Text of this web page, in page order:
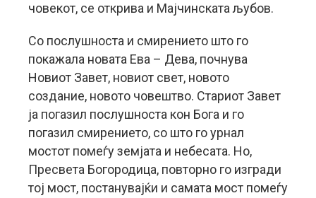
човекот, се открива и Мајчинската љубов.
Со послушноста и смирението што го
покажала новата Ева – Дева, почнува
Новиот Завет, новиот свет, новото
создание, новото човештво. Стариот Завет
ја погазил послушноста кон Бога и го
погазил смирението, со што го урнал
мостот помеѓу земјата и небесата. Но,
Пресвета Богородица, повторно го изгради
тој мост, постанувајќи и самата мост помеѓу